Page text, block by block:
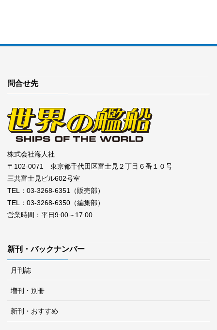
問合せ先
株式会社海人社
〒102-0071 東京都千代田区富士見２丁目６番１０号
三共富士見ビル602号室
TEL：03-3268-6351（販売部）
TEL：03-3268-6350（編集部）
営業時間：平日9:00～17:00
新刊・バックナンバー
月刊誌
増刊・別冊
新刊・おすすめ